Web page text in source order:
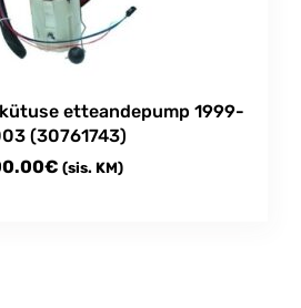
etteandepump 1999-
(30761743)
€ (sis. KM)